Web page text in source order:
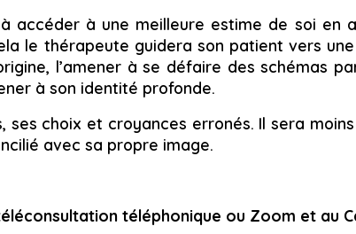
accéder à une meilleure estime de soi en
le thérapeute guidera son patient vers
l’amener à se défaire des schémas
à son identité profonde.
ses choix et croyances erronés. Il sera
avec sa propre image.
téléphonique ou Zoom et au